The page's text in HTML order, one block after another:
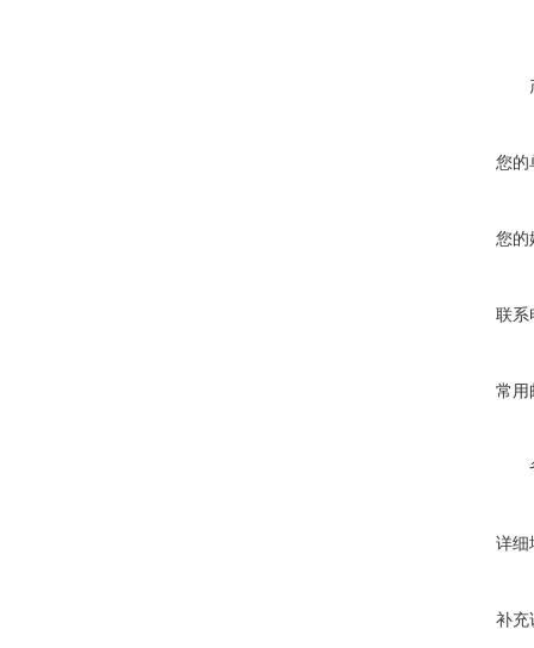
您的
您的
联系
常用
详细
补充